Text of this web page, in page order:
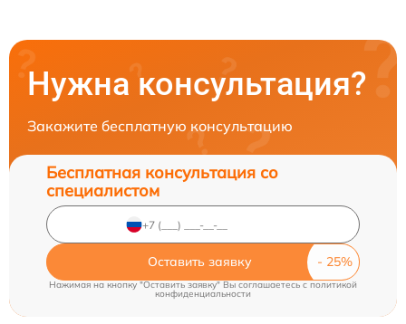
Нужна консультация?
Закажите бесплатную консультацию
Бесплатная консультация со
специалистом
Оставить заявку
Нажимая на кнопку "Оставить заявку" Вы соглашаетесь cполитикой
конфиденциальности